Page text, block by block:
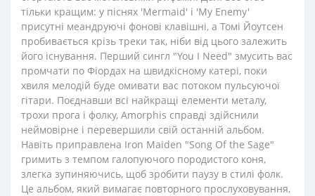
тільки кращим: у піснях 'Mermaid' і 'My Enemy'
присутні меандруючі фонові клавішні, а Томі Йоутсен
пробивається крізь треки так, ніби від цього залежить
його існування. Перший сингл "You I Need" змусить вас
промчати по Фіордах на швидкісному катері, поки
хвиля мелодій буде омивати вас потоком пульсуючої
гітари. Поєднавши всі найкращі елементи металу,
трохи прога і фолку, Amorphis справді здійснили
неймовірне і перевершили свій останній альбом.
Навіть приправлена Iron Maiden "Song Of the Sage"
гримить з темпом галопуючого породистого коня,
злегка зупиняючись, щоб зробити паузу в стилі фолк.
Це альбом, який вимагає повторного прослуховування,